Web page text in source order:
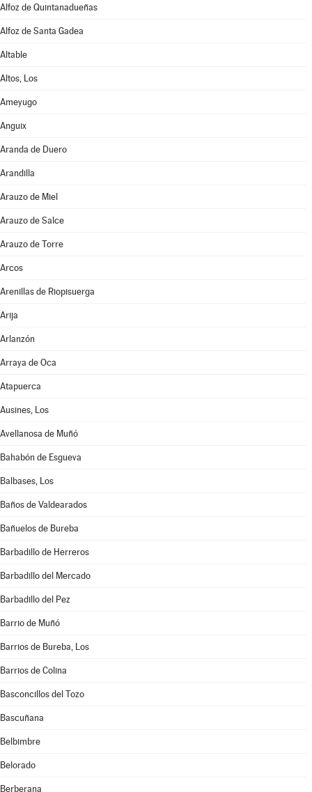
Alfoz de Quintanadueñas
Alfoz de Santa Gadea
Altable
Altos, Los
Ameyugo
Anguix
Aranda de Duero
Arandilla
Arauzo de Miel
Arauzo de Salce
Arauzo de Torre
Arcos
Arenillas de Riopisuerga
Arija
Arlanzón
Arraya de Oca
Atapuerca
Ausines, Los
Avellanosa de Muñó
Bahabón de Esgueva
Balbases, Los
Baños de Valdearados
Bañuelos de Bureba
Barbadillo de Herreros
Barbadillo del Mercado
Barbadillo del Pez
Barrio de Muñó
Barrios de Bureba, Los
Barrios de Colina
Basconcillos del Tozo
Bascuñana
Belbimbre
Belorado
Berberana